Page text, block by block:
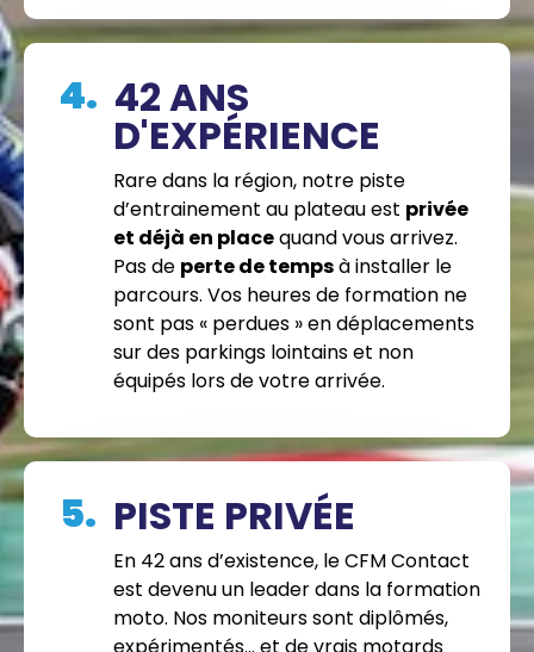
4. 42 ANS
D'EXPÉRIENCE
Rare dans la région, notre piste
d’entrainement au plateau est privée
et déjà en placequand vous arrivez.
Pas de perte de tempsà installer le
parcours. Vos heures de formation ne
sont pas « perdues » en déplacements
sur des parkings lointains et non
équipés lors de votre arrivée.
5. PISTE PRIVÉE
En 42 ans d’existence, le CFM Contact
est devenu un leader dans la formation
moto. Nos moniteurs sont diplômés,